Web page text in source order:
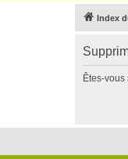
Index
Êtes-